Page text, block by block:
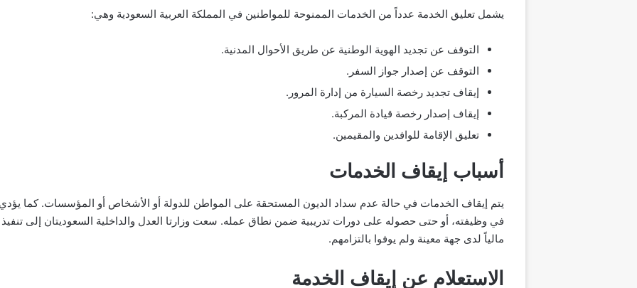
يشمل تعليق الخدمة عدداً من الخدمات الممنوحة للمواطنين في المملكة العربية السعودية وهي:
التوقف عن تجديد الهوية الوطنية عن طريق الأحوال المدنية.
التوقف عن إصدار جواز السفر.
إيقاف تجديد رخصة السيارة من إدارة المرور.
إيقاف إصدار رخصة قيادة المركبة.
تعليق الإقامة للوافدين والمقيمين.
أسباب إيقاف الخدمات
يتم إيقاف الخدمات في حالة عدم سداد الديون المستحقة على المواطن للدولة أو الأشخاص أو المؤسسات. كما
في وظيفته، أو حتى حصوله على دورات تدريبية ضمن نطاق عمله. سعت وزارتا العدل والداخلية السعوديتان إلى تنفيذ
مالياً لدى جهة معينة ولم يوفوا بالتزامهم.
الاستعلام عن إيقاف الخدمة